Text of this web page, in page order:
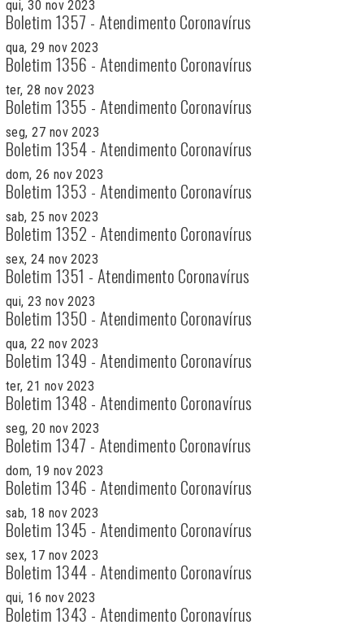
qui, 30 nov 2023
Boletim 1357 - Atendimento Coronavírus
qua, 29 nov 2023
Boletim 1356 - Atendimento Coronavírus
ter, 28 nov 2023
Boletim 1355 - Atendimento Coronavírus
seg, 27 nov 2023
Boletim 1354 - Atendimento Coronavírus
dom, 26 nov 2023
Boletim 1353 - Atendimento Coronavírus
sab, 25 nov 2023
Boletim 1352 - Atendimento Coronavírus
sex, 24 nov 2023
Boletim 1351 - Atendimento Coronavírus
qui, 23 nov 2023
Boletim 1350 - Atendimento Coronavírus
qua, 22 nov 2023
Boletim 1349 - Atendimento Coronavírus
ter, 21 nov 2023
Boletim 1348 - Atendimento Coronavírus
seg, 20 nov 2023
Boletim 1347 - Atendimento Coronavírus
dom, 19 nov 2023
Boletim 1346 - Atendimento Coronavírus
sab, 18 nov 2023
Boletim 1345 - Atendimento Coronavírus
sex, 17 nov 2023
Boletim 1344 - Atendimento Coronavírus
qui, 16 nov 2023
Boletim 1343 - Atendimento Coronavírus